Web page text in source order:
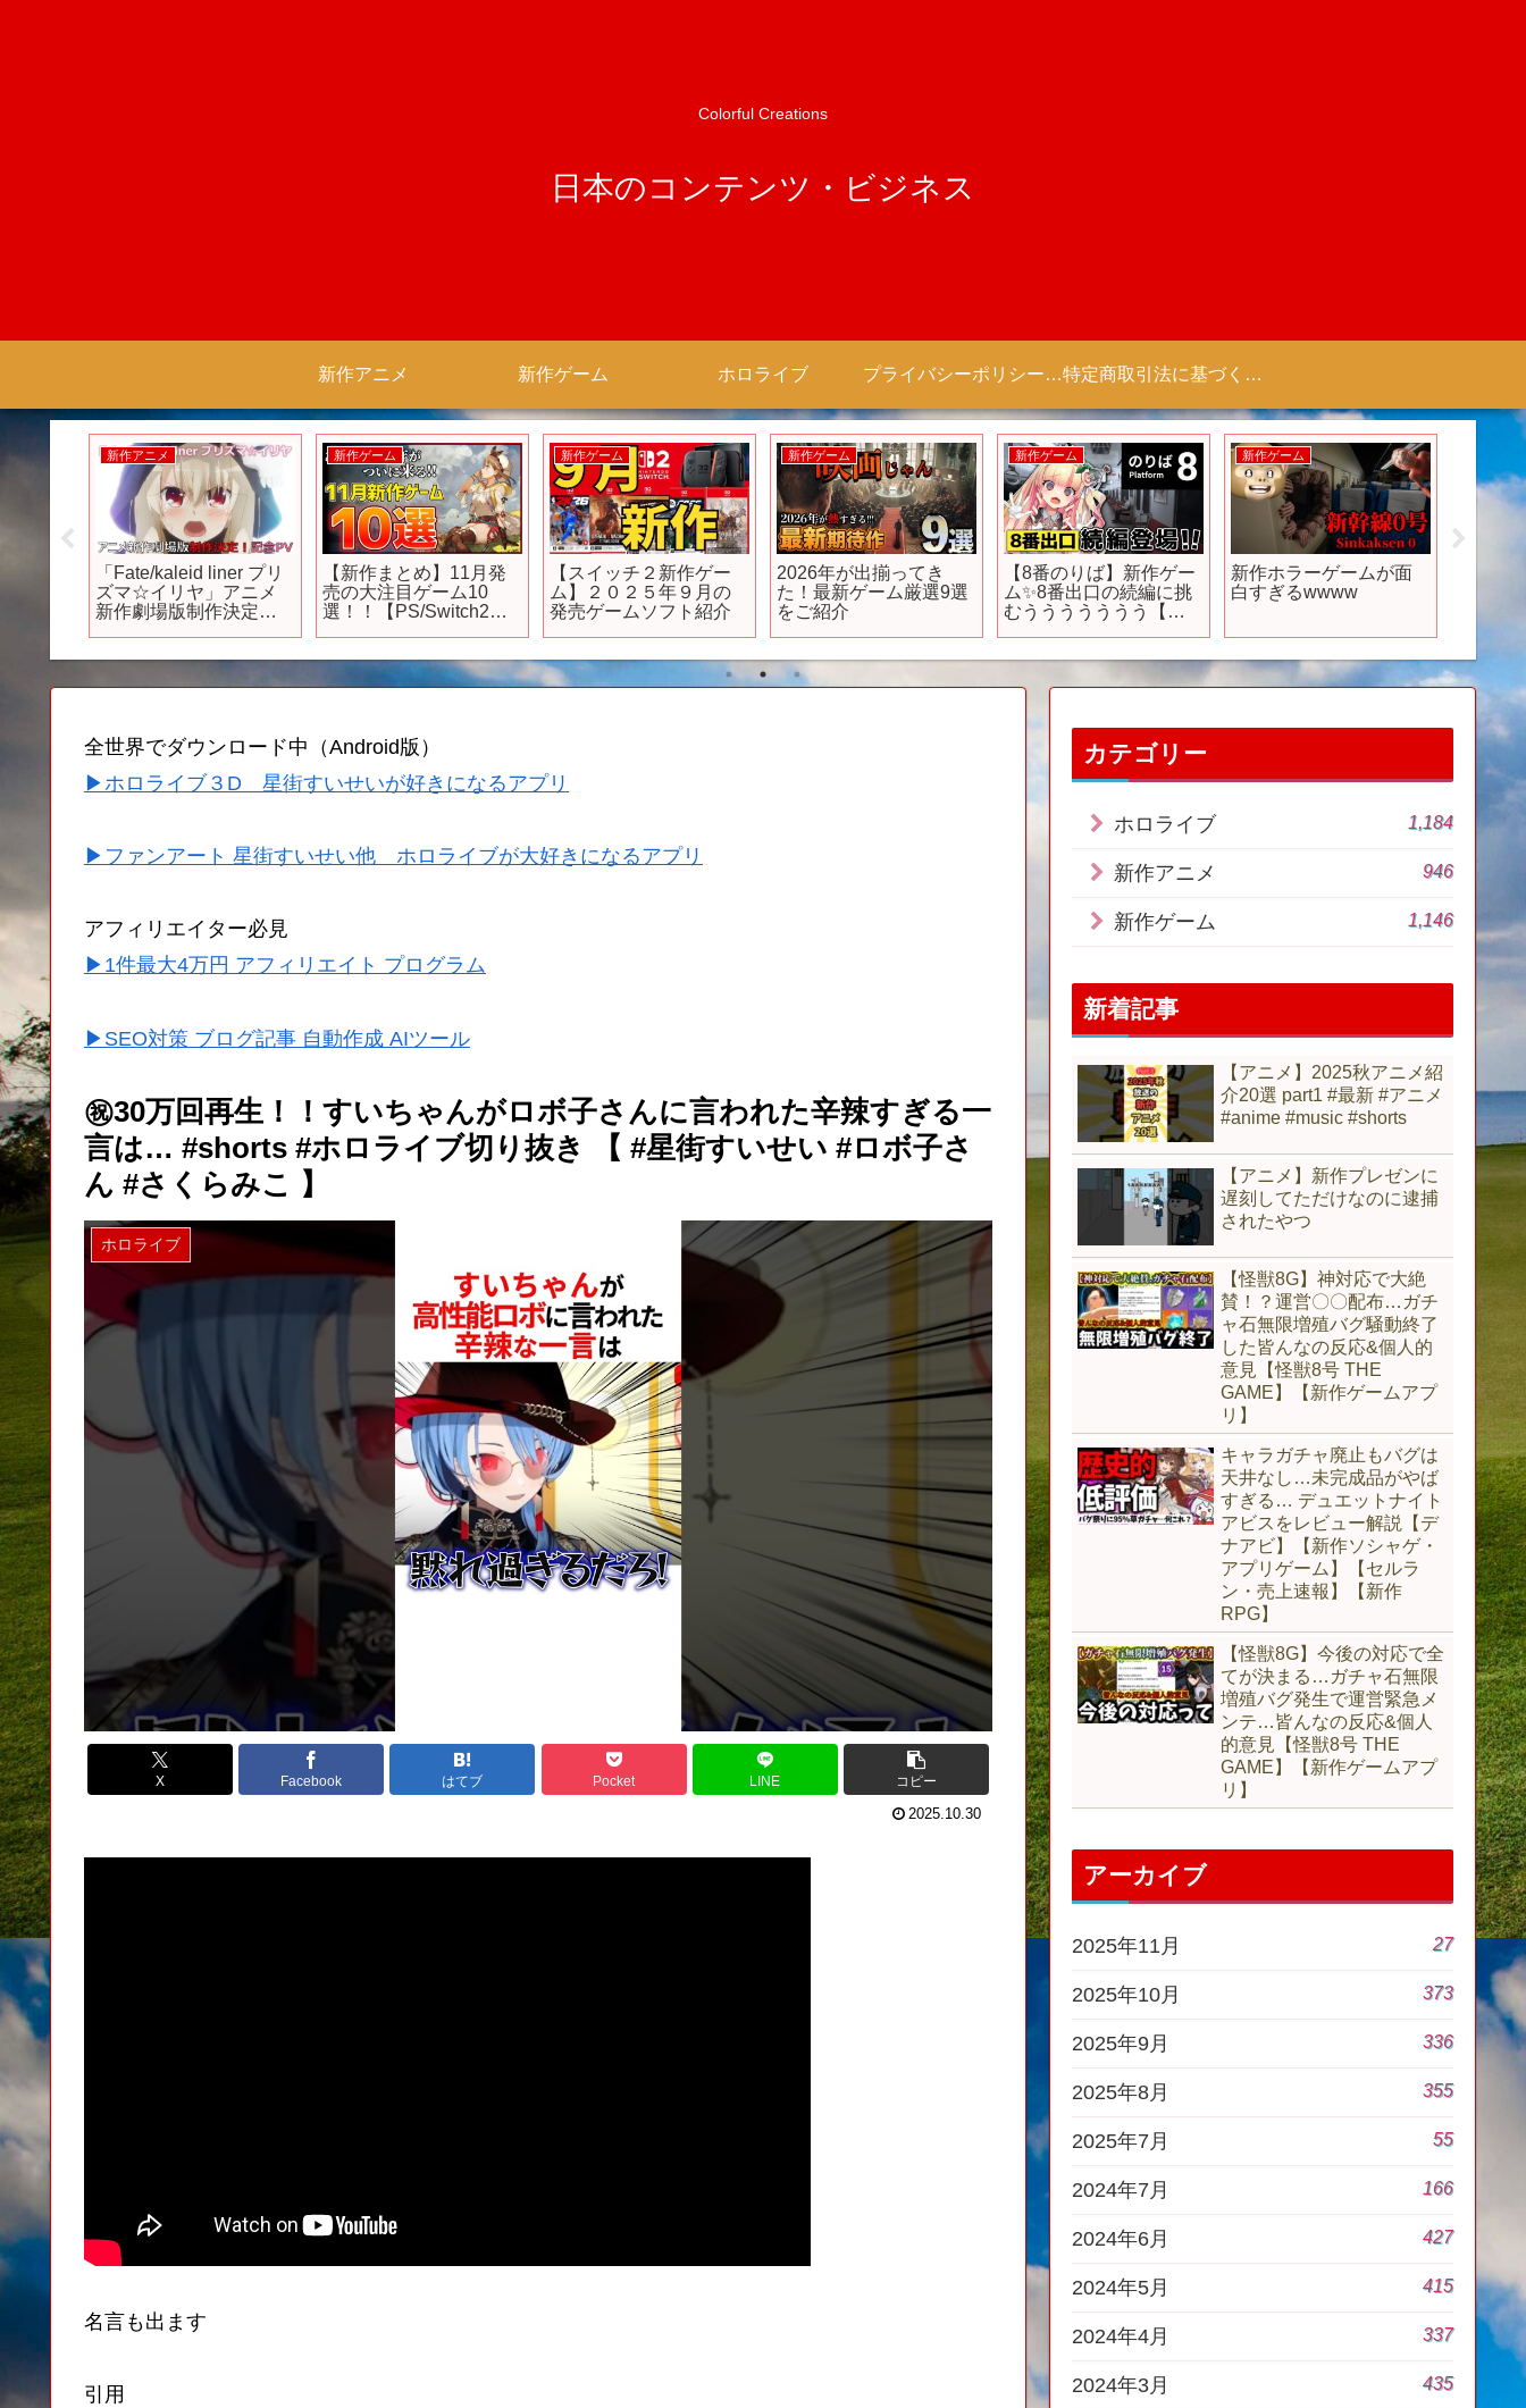
Colorful Creations
日本のコンテンツ・ビジネス
新作アニメ 新作ゲーム ホロライブ プライバシーポリシー 【Colorful Creation】 特定商取引法に基づく表記（商取引に関する開示）
新作アニメ
「Fate/kaleid liner プリ
ズマ☆イリヤ」アニメ
新作劇場版制作決定！
新作ゲーム
【新作まとめ】11月発
売の大注目ゲーム10
選！！【PS/Switch2】
新作ゲーム
【スイッチ２新作ゲー
ム】２０２５年９月の
発売ゲームソフト紹介
新作ゲーム
2026年が出揃ってき
た！最新ゲーム厳選9選
をご紹介
新作ゲーム
【8番のりば】新作ゲー
ム✨8番出口の続編に挑
むううううううう【ペ
新作ゲーム
新作ホラーゲームが面
白すぎるwwww
全世界でダウンロード中（Android版）
▶ホロライブ３D 星街すいせいが好きになるアプリ
▶ファンアート 星街すいせい他 ホロライブが大好きになるアプリ
アフィリエイター必見
▶1件最大4万円 アフィリエイト プログラム
▶SEO対策 ブログ記事 自動作成 AIツール
㊗️30万回再生！！すいちゃんがロボ子さんに言われた辛辣すぎる一
言は… #shorts #ホロライブ切り抜き 【 #星街すいせい #ロボ子さ
ん #さくらみこ 】
ホロライブ
X Facebook はてブ Pocket LINE コピー
2025.10.30
名言も出ます
引用
カテゴリー
ホロライブ 1,184
新作アニメ 946
新作ゲーム 1,146
新着記事
【アニメ】2025秋アニメ紹
介20選 part1 #最新 #アニメ
#anime #music #shorts
【アニメ】新作プレゼンに
遅刻してただけなのに逮捕
されたやつ
【怪獣8G】神対応で大絶
賛！？運営〇〇配布…ガチ
ャ石無限増殖バグ騒動終了
した皆んなの反応&個人的
意見【怪獣8号 THE
GAME】【新作ゲームアプ
リ】
キャラガチャ廃止もバグは
天井なし…未完成品がやば
すぎる… デュエットナイト
アビスをレビュー解説【デ
ナアビ】【新作ソシャゲ・
アプリゲーム】【セルラ
ン・売上速報】【新作
RPG】
【怪獣8G】今後の対応で全
てが決まる…ガチャ石無限
増殖バグ発生で運営緊急メ
ンテ…皆んなの反応&個人
的意見【怪獣8号 THE
GAME】【新作ゲームアプ
リ】
アーカイブ
2025年11月 27
2025年10月 373
2025年9月 336
2025年8月 355
2025年7月 55
2024年7月 166
2024年6月 427
2024年5月 415
2024年4月 337
2024年3月 435